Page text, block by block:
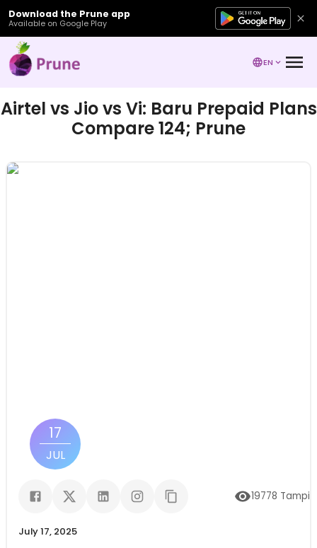
Download the Prune app
Available on Google Play
EN
Airtel vs Jio vs Vi: Baru Prepaid Plans
Compare 124; Prune
17
JUL
19778
July 17, 2025